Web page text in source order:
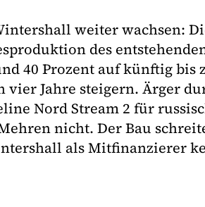
weiter wachsen:
des
40 Prozent auf künftig bis
vier Jahre steigern. Ärger
Nord Stream 2 für
nicht. Der Bau
als Mitfinanzierer